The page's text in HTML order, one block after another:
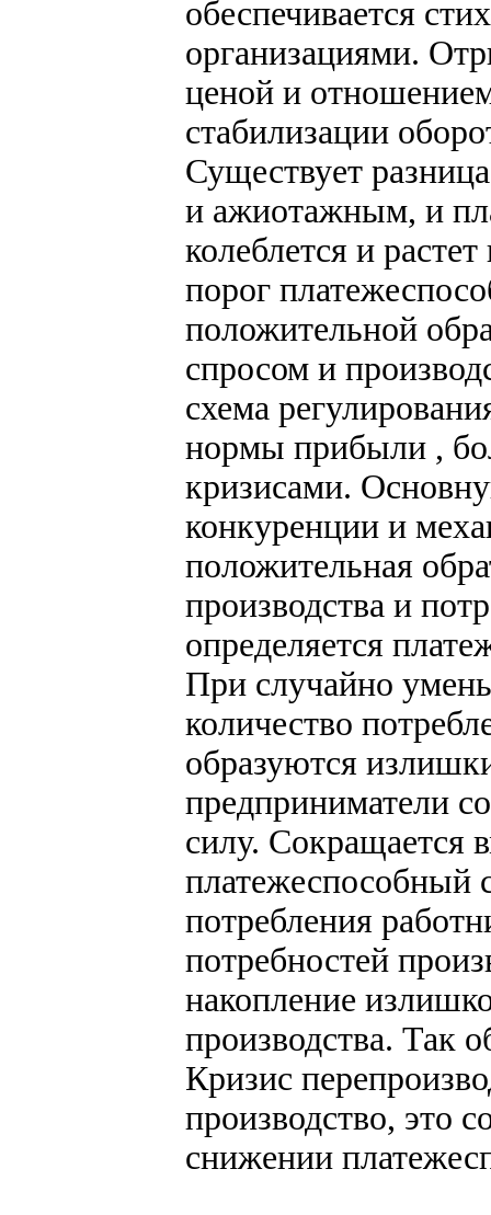
обеспечивается
организациями.
ценой и
стабилизации
Существует
и ажиотажным, и
колеблется и
порог
положительной
спросом и
схема
нормы прибыли ,
кризисами.
конкуренции и
положительная
производства и
определяется
При случайно
количество
образуются
предприниматели
силу. Сокращается
платежеспособный
потребления
потребностей
накопление
производства. Так
Кризис
производство, это
снижении